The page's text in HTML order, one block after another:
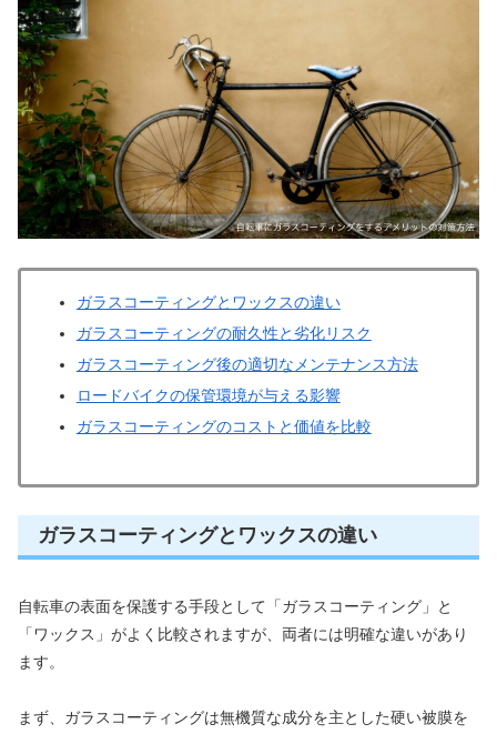
ガラスコーティングとワックスの違い
ガラスコーティングの耐久性と劣化リスク
ガラスコーティング後の適切なメンテナンス方法
ロードバイクの保管環境が与える影響
ガラスコーティングのコストと価値を比較
ガラスコーティングとワックスの違い
自転車の表面を保護する手段として「ガラスコーティング」と
「ワックス」がよく比較されますが、両者には明確な違いがあり
ます。
まず、ガラスコーティングは無機質な成分を主とした硬い被膜を